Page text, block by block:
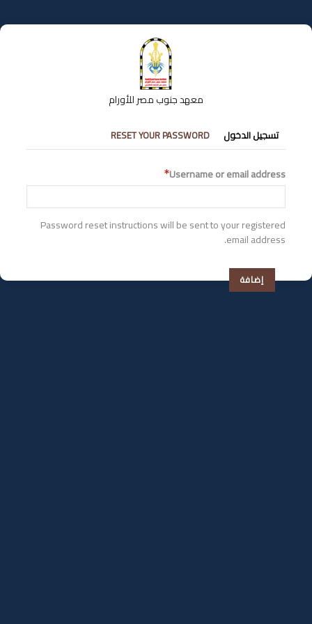
إلى
المحتوى
معهد جنوب مصر للأورام
التبويبات
الأساسية
تسجيل الدخول RESET YOUR PASSWORD
Username or email address
Password reset instructions will be sent to your registered
email address.